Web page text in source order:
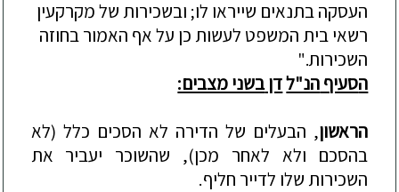
העסקה בתנאים שייראו לו; ובשכירות של מקרקעין
רשאי בית המשפט לעשות כן על אף האמור בחוזה
השכירות."
הסעיףהנ"לדןבשני מצבים:
הראשון, הבעלים של הדירה לא הסכים כלל (לא
בהסכם ולא לאחר מכן), שהשוכר יעביר את
השכירות שלו לדייר חליף.